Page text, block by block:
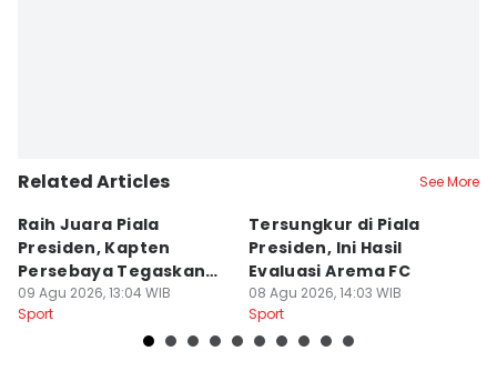
Related Articles See More
Raih Juara Piala
Presiden, Kapten
Persebaya Tegaskan
Punya Misi Besar
09 Agu 2026, 13:04 WIB
Sport
Tersungkur di Piala
Presiden, Ini Hasil
Evaluasi Arema FC
08 Agu 2026, 14:03 WIB
Sport